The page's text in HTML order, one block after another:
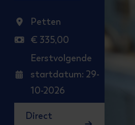
Locatie
Petten
Salaris
€ 335,00
Start
Eerstvolgende
startdatum: 29-
10-2026
Direct